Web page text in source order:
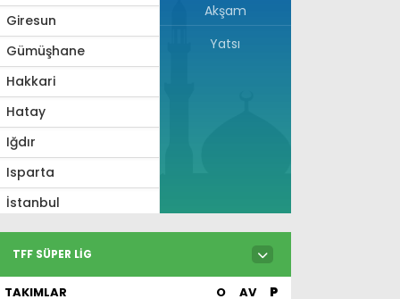
Giresun
Gümüşhane
Hakkari
Hatay
Iğdır
Isparta
İstanbul
İzmir
Kahramanmaraş
Karabük
Akşam
Yatsı
TFF SÜPER LIG
TAKIMLAR O AV P